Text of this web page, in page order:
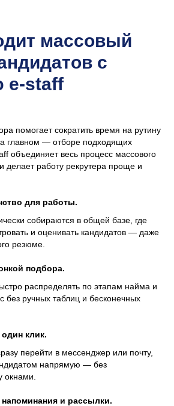
массовый
с
e-staff
помогает сократить время на рутину
главном — отборе подходящих
объединяет весь процесс массового
делает работу рекрутера проще и
для работы.
собираются в общей базе, где
и оценивать кандидатов — даже
резюме.
подбора.
распределять по этапам найма и
без ручных таблиц и бесконечных
клик.
перейти в мессенджер или почту,
напрямую — без
окнами.
и рассылки.
глубже